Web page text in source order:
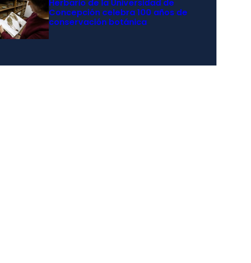
Herbario de la Universidad de
Concepción celebra 100 años de
conservación botánica